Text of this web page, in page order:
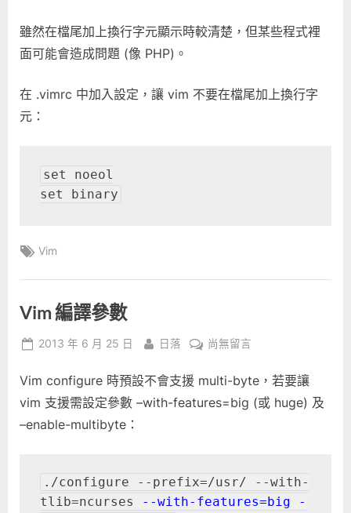
雖然在檔尾加上換行字元顯示時較清楚，但某些程式裡
面可能會造成問題 (像 PHP)。
在 .vimrc 中加入設定，讓 vim 不要在檔尾加上換行字
元：
set noeol
set binary
Tags:
Vim
Vim 編譯參數
Posted
2013 年 6 月 25 日 By
日落
在
編
尚無留言
Vim configure 時預設不會支援 multi-byte，若要讓
vim 支援需設定參數 –with-features=big (或 huge) 及
–enable-multibyte：
./configure --prefix=/usr/ --with-
tlib=ncurses
--with-features=big -